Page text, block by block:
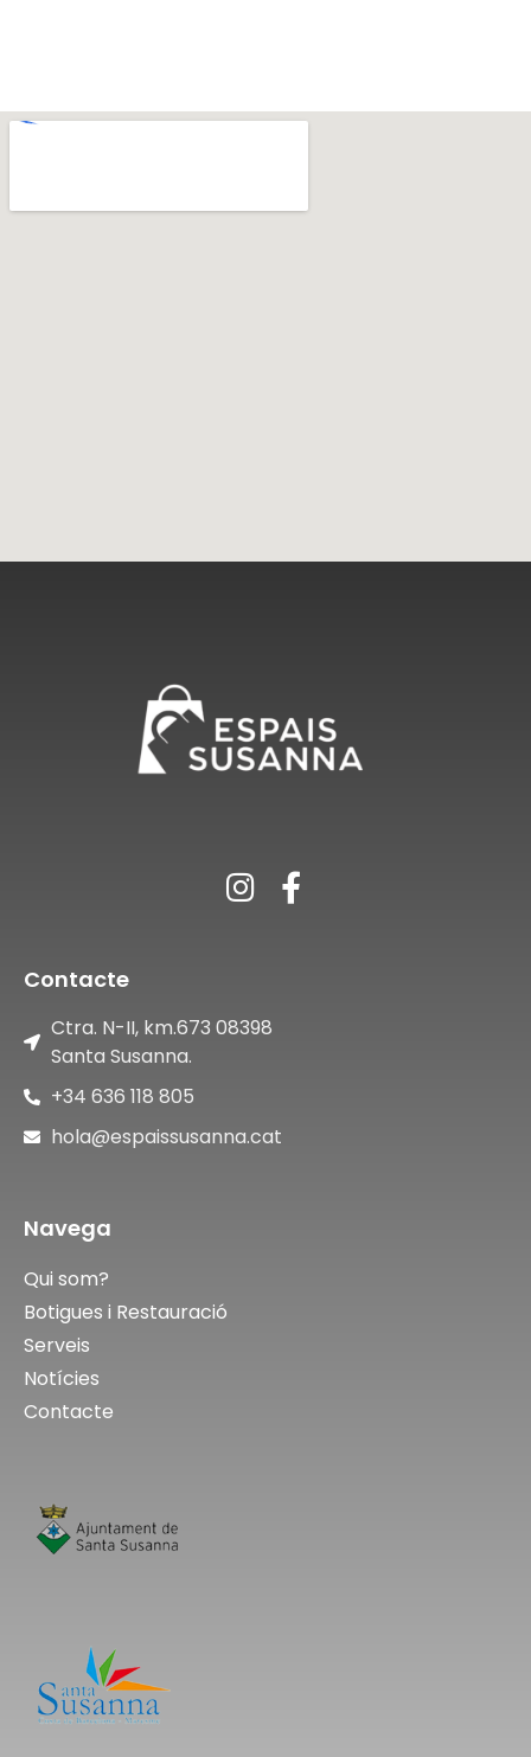
Contacte
Ctra. N-II, km.673 08398
Santa Susanna.
+34 636 118 805
hola@espaissusanna.cat
Navega
Qui som?
Botigues i Restauració
Serveis
Notícies
Contacte